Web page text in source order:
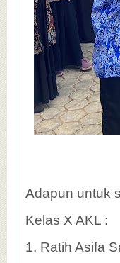
Adapun untuk
Kelas X AKL :
1. Ratih Asifa